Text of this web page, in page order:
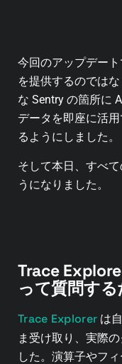
今回のアップデー
を提供するのでは
な Sentry の箇所に
データを即座に活
るようにしました。
そして本日、すべ
うになりました。
Trace
って質問する
Trace Explorer は
ま受け取り、実際
した。演算子やフ